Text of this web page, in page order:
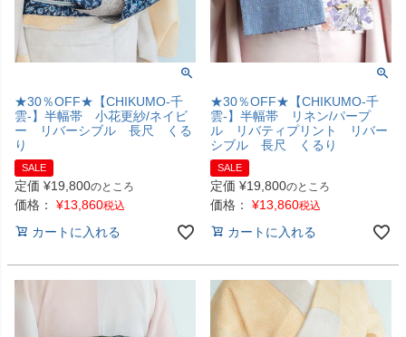
★30％OFF★【CHIKUMO-千
雲-】半幅帯 小花更紗/ネイビ
ー リバーシブル 長尺 くる
り
SALE
定価 ¥19,800のところ
価格： ¥13,860税込
カートに入れる
★30％OFF★【CHIKUMO-千
雲-】半幅帯 リネン/パープ
ル リバティプリント リバー
シブル 長尺 くるり
SALE
定価 ¥19,800のところ
価格： ¥13,860税込
カートに入れる